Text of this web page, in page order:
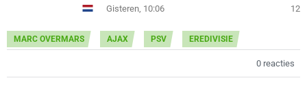
Gisteren, 10:06 12
MARC OVERMARS AJAX PSV EREDIVISIE
0 reacties